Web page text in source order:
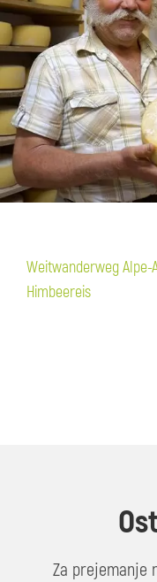
Weitwanderweg Alpe-
Himbeereis
Za prejemanje